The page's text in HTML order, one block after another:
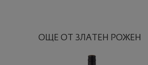
ОЩЕ ОТ ЗЛАТЕН РОЖЕН